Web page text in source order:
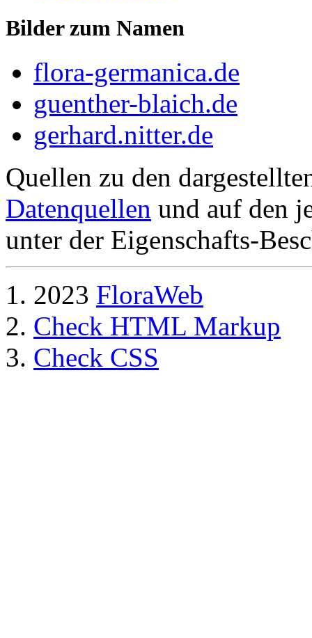
Bilder zum Namen
flora-germanica.de
guenther-blaich.de
gerhard.nitter.de
Quellen zu den
Datenquellen und auf den
unter der Eigenschafts-
2023 FloraWeb
Check HTML Markup
Check CSS